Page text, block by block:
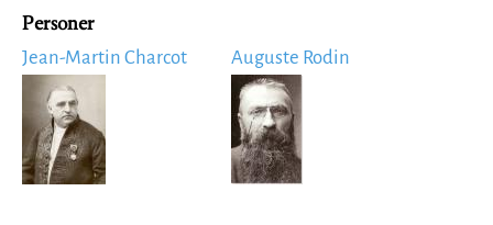
Personer
Jean-Martin Charcot
Image
Auguste Rodin
Image